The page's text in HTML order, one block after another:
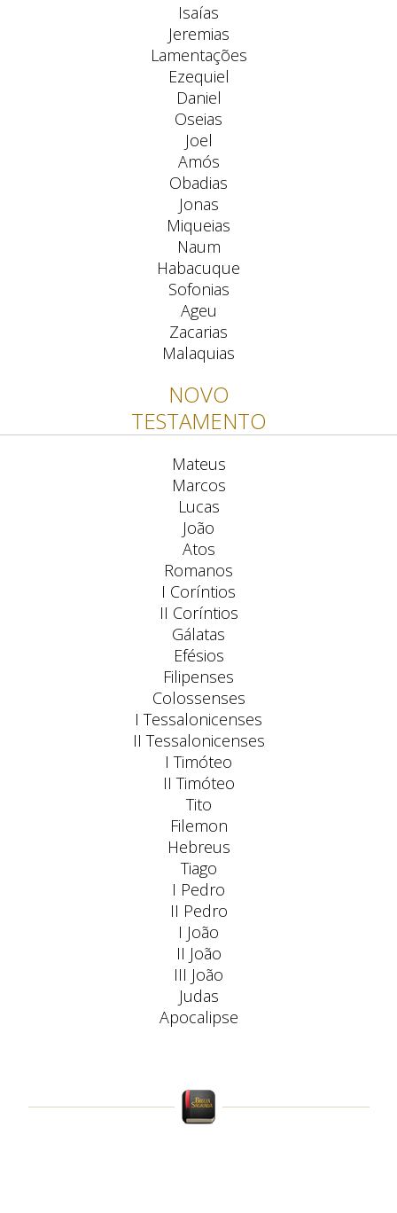
Isaías
Jeremias
Lamentações
Ezequiel
Daniel
Oseias
Joel
Amós
Obadias
Jonas
Miqueias
Naum
Habacuque
Sofonias
Ageu
Zacarias
Malaquias
NOVO
TESTAMENTO
Mateus
Marcos
Lucas
João
Atos
Romanos
I Coríntios
II Coríntios
Gálatas
Efésios
Filipenses
Colossenses
I Tessalonicenses
II Tessalonicenses
I Timóteo
II Timóteo
Tito
Filemon
Hebreus
Tiago
I Pedro
II Pedro
I João
II João
III João
Judas
Apocalipse